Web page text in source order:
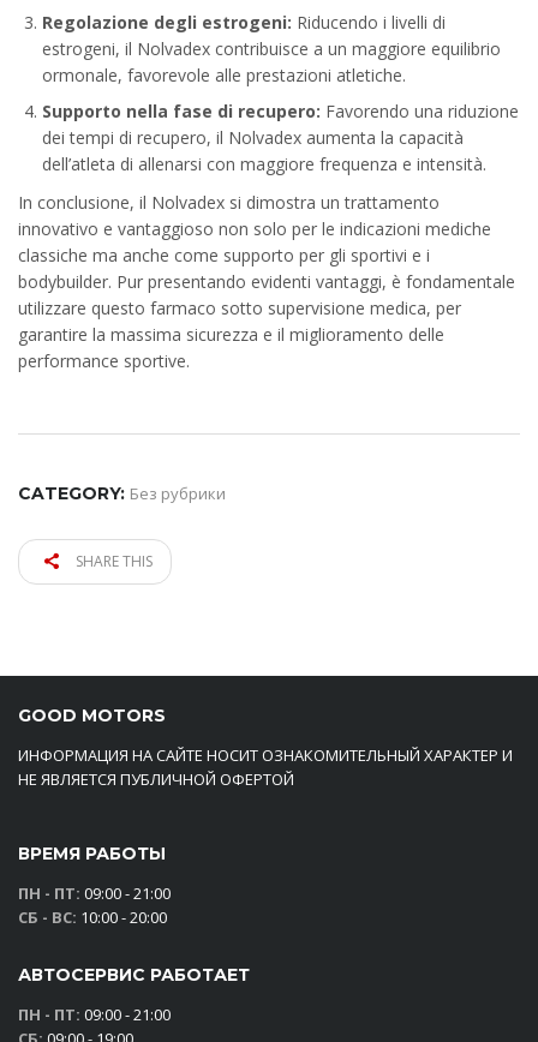
Regolazione degli estrogeni: Riducendo i livelli di
estrogeni, il Nolvadex contribuisce a un maggiore equilibrio
ormonale, favorevole alle prestazioni atletiche.
Supporto nella fase di recupero: Favorendo una riduzione
dei tempi di recupero, il Nolvadex aumenta la capacità
dell’atleta di allenarsi con maggiore frequenza e intensità.
In conclusione, il Nolvadex si dimostra un trattamento
innovativo e vantaggioso non solo per le indicazioni mediche
classiche ma anche come supporto per gli sportivi e i
bodybuilder. Pur presentando evidenti vantaggi, è fondamentale
utilizzare questo farmaco sotto supervisione medica, per
garantire la massima sicurezza e il miglioramento delle
performance sportive.
CATEGORY: Без рубрики
SHARE THIS
GOOD MOTORS
ИНФОРМАЦИЯ НА САЙТЕ НОСИТ ОЗНАКОМИТЕЛЬНЫЙ ХАРАКТЕР И
НЕ ЯВЛЯЕТСЯ ПУБЛИЧНОЙ ОФЕРТОЙ
ВРЕМЯ РАБОТЫ
ПН - ПТ: 09:00 - 21:00
СБ - ВС: 10:00 - 20:00
АВТОСЕРВИС РАБОТАЕТ
ПН - ПТ: 09:00 - 21:00